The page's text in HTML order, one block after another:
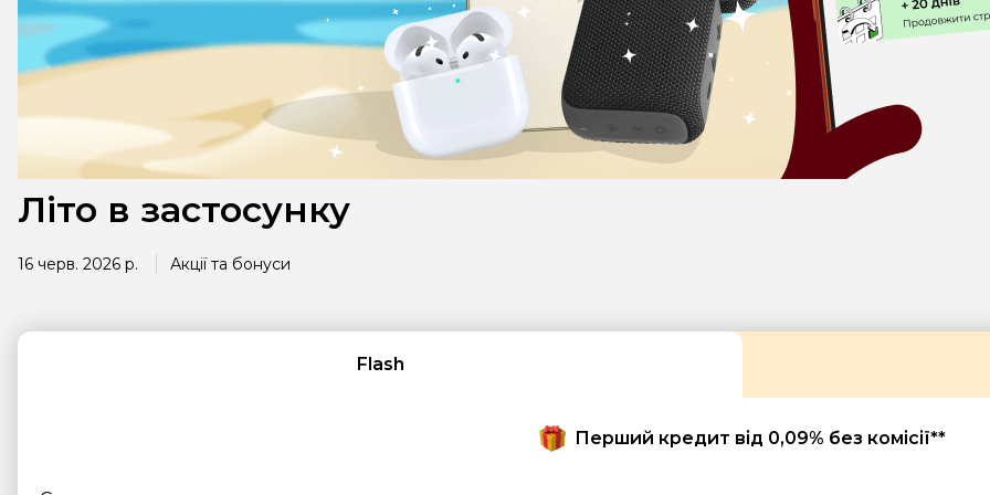
Літо в застосунку
16 черв. 2026 р. Акції та бонуси
Flash
Перший кредит від 0,09% без комісії**